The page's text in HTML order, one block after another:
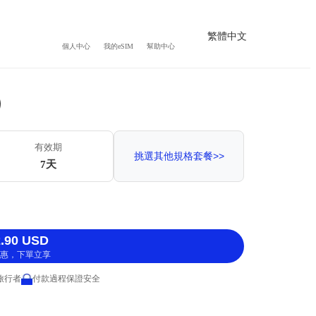
個人中心 我的eSIM 幫助中心
繁體中文
有效期
7天
挑選其他規格套餐>>
USD
，下單立享
行者 付款過程保證安全